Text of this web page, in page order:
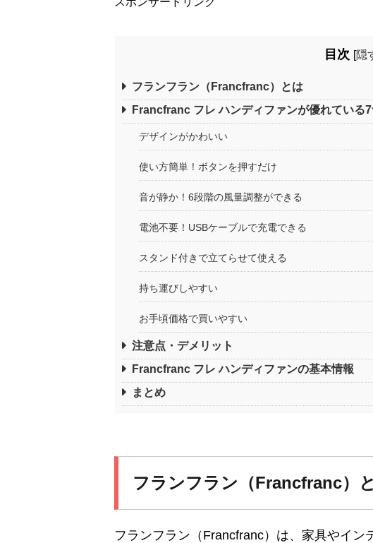
目次 [隠
フランフラン（Francfranc）とは
Francfranc フレ ハンディファンが優れている
デザインがかわいい
使い方簡単！ボタンを押すだけ
音が静か！6段階の風量調整ができる
電池不要！USBケーブルで充電できる
スタンド付きで立てらせて使える
持ち運びしやすい
お手頃価格で買いやすい
注意点・デメリット
Francfranc フレ ハンディファンの基本情報
まとめ
フランフラン（Francfranc）
フランフラン（Francfranc）は、家具やイ